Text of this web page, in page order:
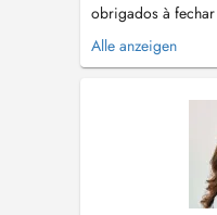
obrigados à
pacientes. A
existente, mesmo
não sera aceita e
caso de dúvidas,
Alle anzeigen